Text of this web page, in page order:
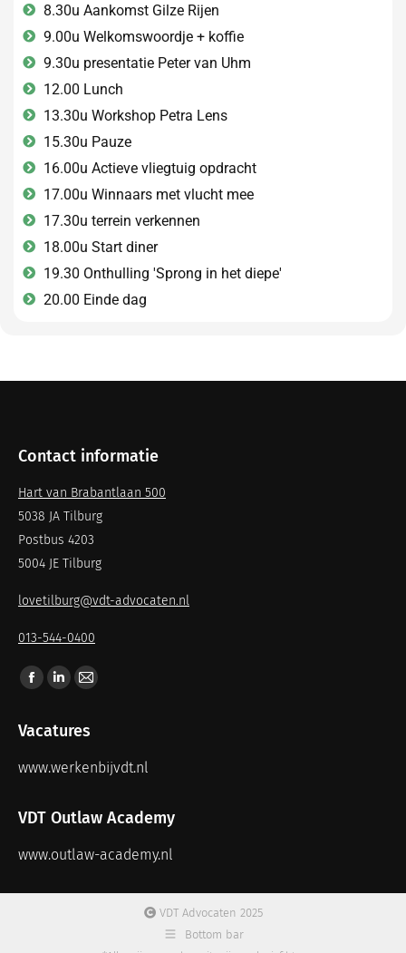
8.30u Aankomst Gilze Rijen
9.00u Welkomswoordje + koffie
9.30u presentatie Peter van Uhm
12.00 Lunch
13.30u Workshop Petra Lens
15.30u Pauze
16.00u Actieve vliegtuig opdracht
17.00u Winnaars met vlucht mee
17.30u terrein verkennen
18.00u Start diner
19.30 Onthulling 'Sprong in het diepe'
20.00 Einde dag
Contact informatie
Hart van Brabantlaan 500
5038 JA Tilburg
Postbus 4203
5004 JE Tilburg
lovetilburg@vdt-advocaten.nl
013-544-0400
Vind ons op:
Vacatures
www.werkenbijvdt.nl
VDT Outlaw Academy
www.outlaw-academy.nl
VDT Advocaten 2025
Bottom bar